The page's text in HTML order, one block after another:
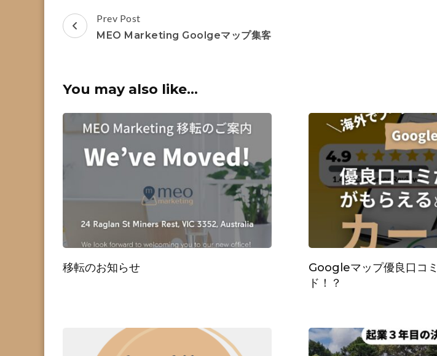
Post
Navigation
Prev Post
MEO Marketing Goolgeマップ集客
You may also like...
移転のお知らせ
Googleマップ優良口コ
ド！？